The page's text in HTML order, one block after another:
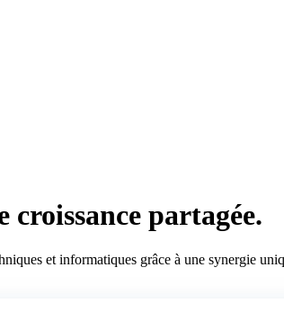
croissance partagée.
et informatiques grâce à une synergie